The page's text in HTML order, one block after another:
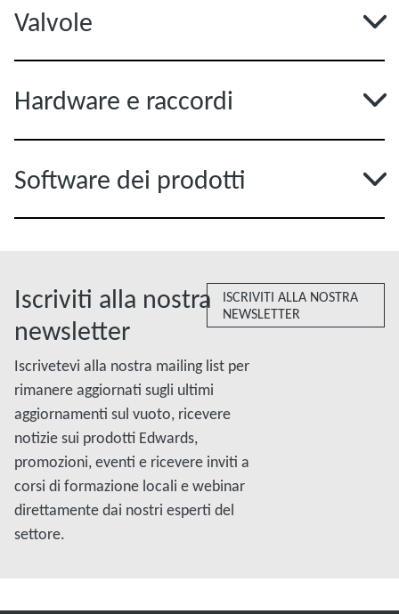
Valvole
Hardware e raccordi
Software dei prodotti
Iscriviti alla nostra
newsletter
Iscrivetevi alla nostra mailing list per
rimanere aggiornati sugli ultimi
aggiornamenti sul vuoto, ricevere
notizie sui prodotti Edwards,
promozioni, eventi e ricevere inviti a
corsi di formazione locali e webinar
direttamente dai nostri esperti del
settore.
ISCRIVITI ALLA NOSTRA
NEWSLETTER